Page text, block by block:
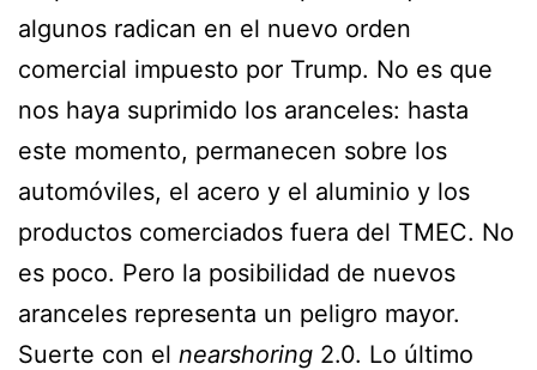
algunos radican en el nuevo orden
comercial impuesto por Trump. No es que
nos haya suprimido los aranceles: hasta
este momento, permanecen sobre los
automóviles, el acero y el aluminio y los
productos comerciados fuera del TMEC. No
es poco. Pero la posibilidad de nuevos
aranceles representa un peligro mayor.
Suerte con el nearshoring 2.0. Lo último